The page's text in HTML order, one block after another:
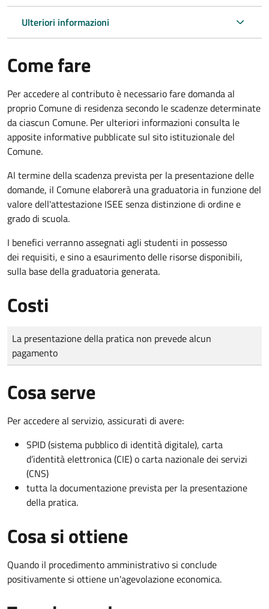
Ulteriori informazioni
Come fare
Per accedere al contributo è necessario fare domanda al
proprio Comune di residenza secondo le scadenze determinate
da ciascun Comune. Per ulteriori informazioni consulta le
apposite informative pubblicate sul sito istituzionale del
Comune.
Al termine della scadenza prevista per la presentazione delle
domande, il Comune elaborerà una graduatoria in funzione del
valore dell'attestazione ISEE senza distinzione di ordine e
grado di scuola.
I benefici verranno assegnati agli studenti in possesso
dei requisiti, e sino a esaurimento delle risorse disponibili,
sulla base della graduatoria generata.
Costi
Tipo di pagamento
Importo
La presentazione della pratica non prevede alcun
pagamento
Cosa serve
Per accedere al servizio, assicurati di avere:
SPID (sistema pubblico di identità digitale), carta
d’identità elettronica (CIE) o carta nazionale dei servizi
(CNS)
tutta la documentazione prevista per la presentazione
della pratica.
Cosa si ottiene
Quando il procedimento amministrativo si conclude
positivamente si ottiene un'agevolazione economica.